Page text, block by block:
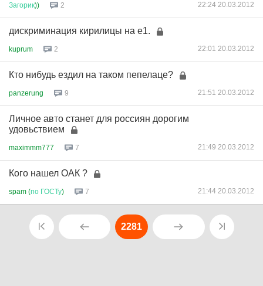
Загорик)) 2 22:24 20.03.2012
дискриминация кирилицы на е1.
kuprum 2 22:01 20.03.2012
Кто нибудь ездил на таком пепелаце?
panzerung 9 21:51 20.03.2012
Личное авто станет для россиян дорогим
удовьствием
maximmm777 7 21:49 20.03.2012
Кого нашел ОАК ?
spam (по ГОСТу) 7 21:44 20.03.2012
2281